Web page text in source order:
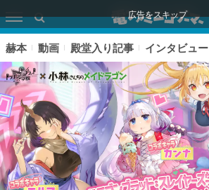
広告をスキップ
赫本 動画 殿堂入り記事 インタビュー